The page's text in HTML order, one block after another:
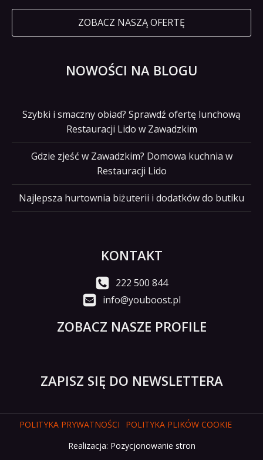
ZOBACZ NASZĄ OFERTĘ
NOWOŚCI NA BLOGU
Szybki i smaczny obiad? Sprawdź ofertę lunchową
Restauracji Lido w Zawadzkim
Gdzie zjeść w Zawadzkim? Domowa kuchnia w
Restauracji Lido
Najlepsza hurtownia biżuterii i dodatków do butiku
KONTAKT
222 500 844
info@youboost.pl
ZOBACZ NASZE PROFILE
ZAPISZ SIĘ DO NEWSLETTERA
POLITYKA PRYWATNOŚCI
POLITYKA PLIKÓW COOKIE
Realizacja: Pozycjonowanie stron